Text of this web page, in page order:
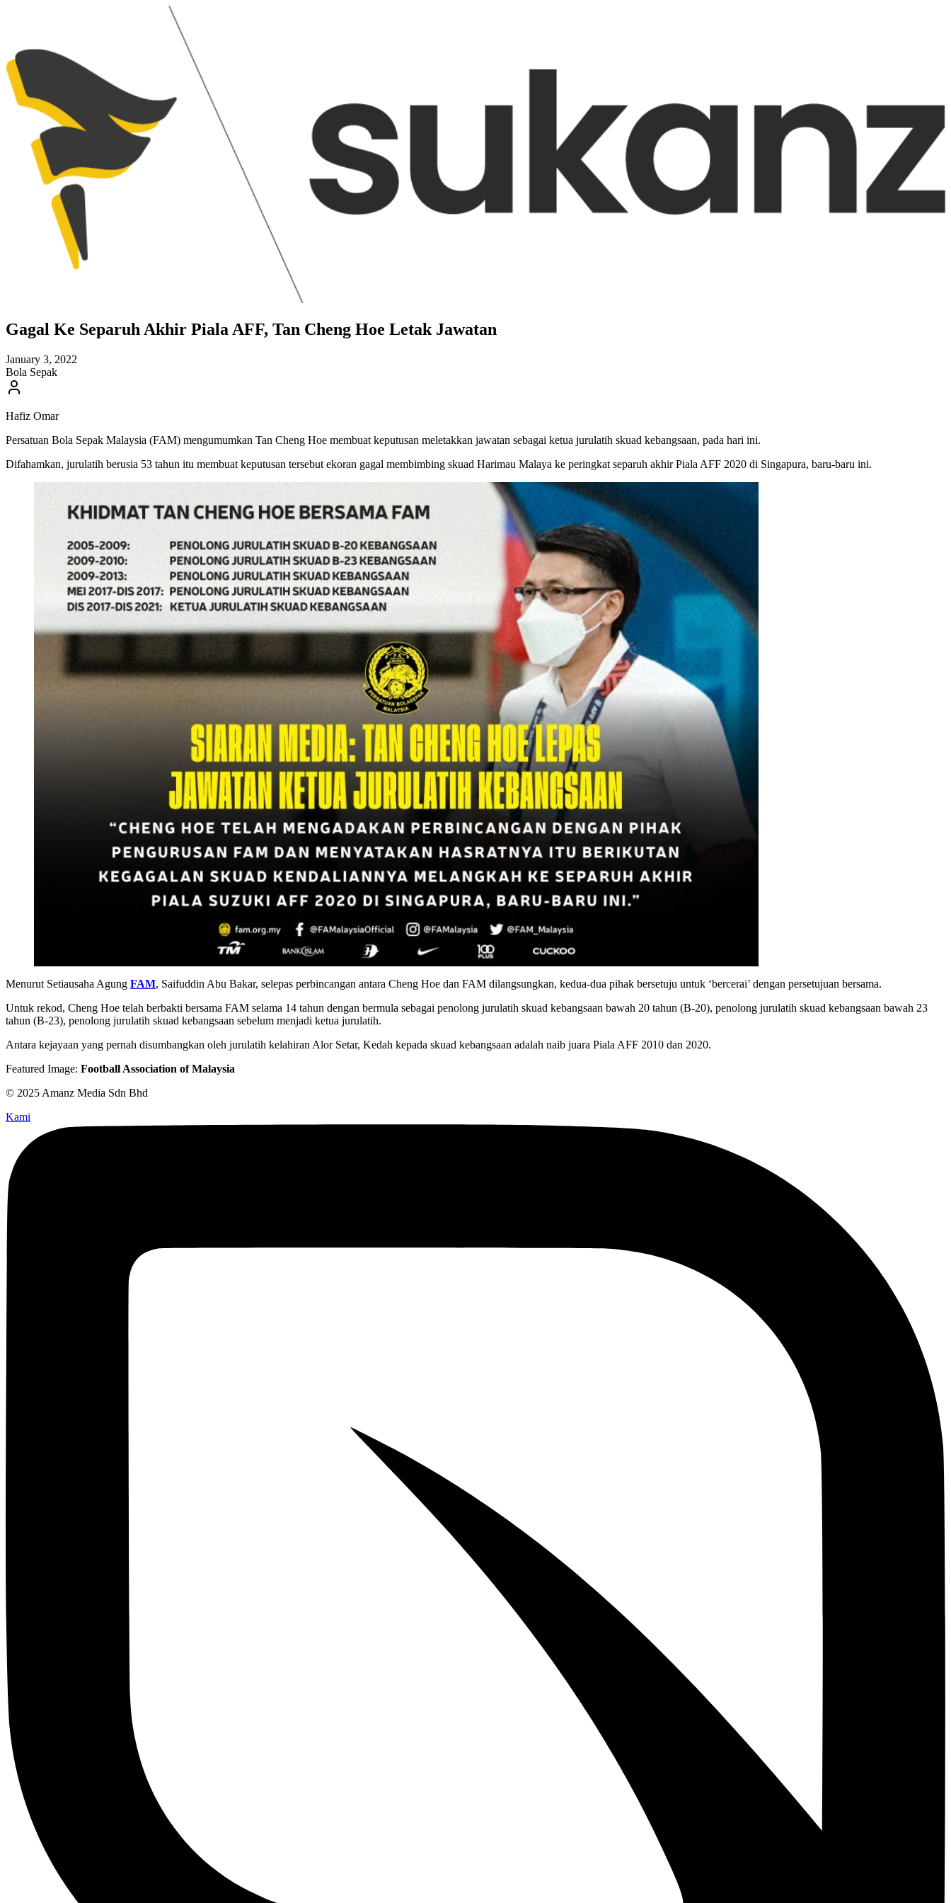
Gagal Ke Separuh Akhir Piala AFF, Tan Cheng Hoe Letak Jawatan
January 3, 2022
Bola Sepak
Hafiz Omar
Persatuan Bola Sepak Malaysia (FAM) mengumumkan Tan Cheng Hoe membuat keputusan meletakkan jawatan sebagai ketua jurulatih skuad kebangsaan, pada hari ini.
Difahamkan, jurulatih berusia 53 tahun itu membuat keputusan tersebut ekoran gagal membimbing skuad Harimau Malaya ke peringkat separuh akhir Piala AFF 2020 di Singapura, baru-baru ini.
Menurut Setiausaha Agung FAM, Saifuddin Abu Bakar, selepas perbincangan antara Cheng Hoe dan FAM dilangsungkan, kedua-dua pihak bersetuju untuk ‘bercerai’ dengan persetujuan bersama.
Untuk rekod, Cheng Hoe telah berbakti bersama FAM selama 14 tahun dengan bermula sebagai penolong jurulatih skuad kebangsaan bawah 20 tahun (B-20), penolong jurulatih skuad kebangsaan bawah 23
tahun (B-23), penolong jurulatih skuad kebangsaan sebelum menjadi ketua jurulatih.
Antara kejayaan yang pernah disumbangkan oleh jurulatih kelahiran Alor Setar, Kedah kepada skuad kebangsaan adalah naib juara Piala AFF 2010 dan 2020.
Featured Image: Football Association of Malaysia
© 2025 Amanz Media Sdn Bhd
Kami